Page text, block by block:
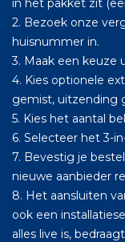
2. Bezoek onze
huisnummer in.
3. Maak een keuze
4. Kies optionele
gemist, uitzending
5. Kies het aantal
6. Selecteer het 3-
7. Bevestig je
nieuwe aanbieder
8. Het aansluiten
ook een
alles live is,